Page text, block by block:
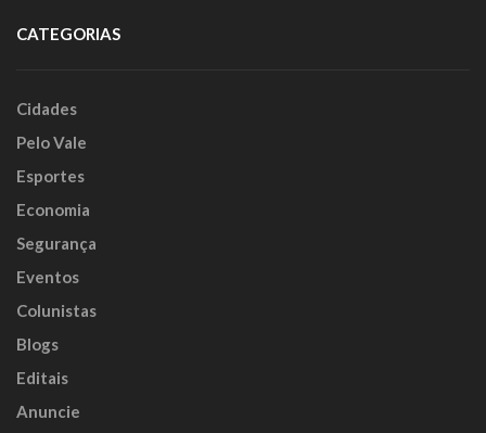
CATEGORIAS
Cidades
Pelo Vale
Esportes
Economia
Segurança
Eventos
Colunistas
Blogs
Editais
Anuncie